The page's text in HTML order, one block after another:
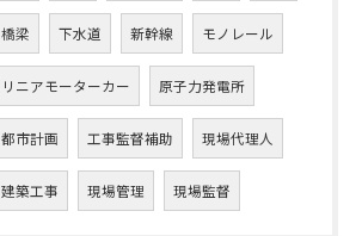
橋梁 下水道 新幹線 モノレール
リニアモーターカー 原子力発電所
都市計画 工事監督補助 現場代理人
建築工事 現場管理 現場監督